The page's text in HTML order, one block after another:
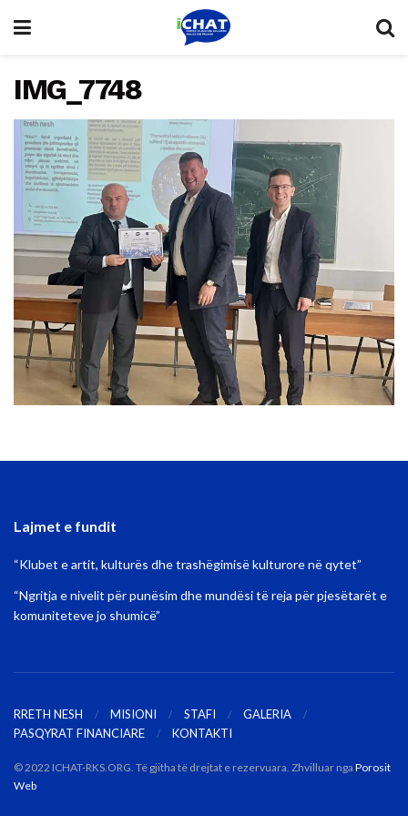
IMG_7748
Lajmet e fundit
“Klubet e artit, kulturës dhe trashëgimisë kulturore në qytet”
“Ngritja e nivelit për punësim dhe mundësi të reja për pjesëtarët e
komuniteteve jo shumicë”
RRETH NESH MISIONI STAFI
GALERIA
PASQYRAT FINANCIARE
KONTAKTI
© 2022 ICHAT-RKS.ORG. Të gjitha të drejtat e rezervuara. Zhvilluar nga Porosit
Web